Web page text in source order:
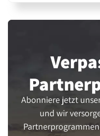
Abonniere jetzt
und wir